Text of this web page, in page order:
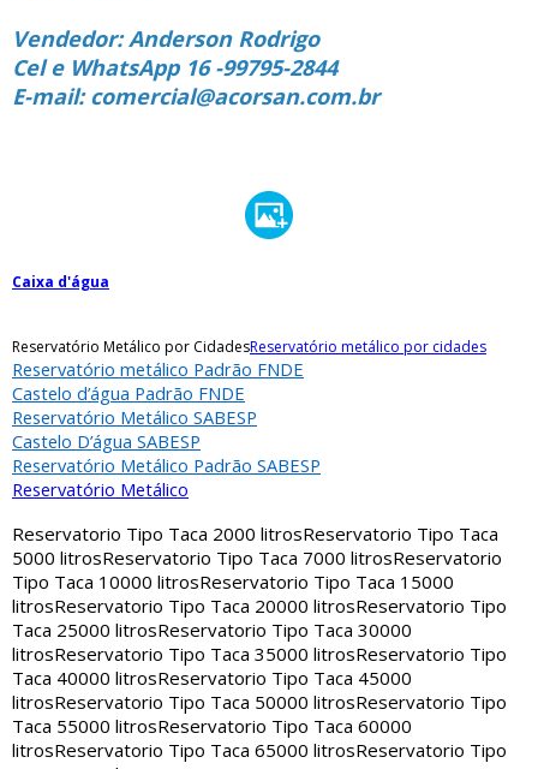
Vendedor: Anderson Rodrigo
Cel e WhatsApp 16 -99795-2844
E-mail: comercial@acorsan.com.br
Caixa d'água
Reservatório Metálico por CidadesReservatório metálico por cidades
Reservatório metálico Padrão FNDE
Castelo d’água Padrão FNDE
Reservatório Metálico SABESP
Castelo D’água SABESP
Reservatório Metálico Padrão SABESP
Reservatório Metálico
Reservatorio Tipo Taca 2000 litrosReservatorio Tipo Taca
5000 litrosReservatorio Tipo Taca 7000 litrosReservatorio
Tipo Taca 10000 litrosReservatorio Tipo Taca 15000
litrosReservatorio Tipo Taca 20000 litrosReservatorio Tipo
Taca 25000 litrosReservatorio Tipo Taca 30000
litrosReservatorio Tipo Taca 35000 litrosReservatorio Tipo
Taca 40000 litrosReservatorio Tipo Taca 45000
litrosReservatorio Tipo Taca 50000 litrosReservatorio Tipo
Taca 55000 litrosReservatorio Tipo Taca 60000
litrosReservatorio Tipo Taca 65000 litrosReservatorio Tipo